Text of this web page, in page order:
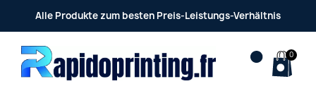
Alle Produkte zum besten Preis-Leistungs-Verhältnis